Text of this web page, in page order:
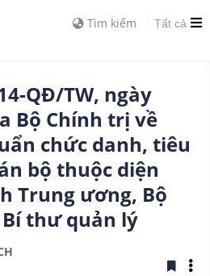
Tìm kiếm Tất cả
QĐ/TW, ngày
Bộ Chính trị về
chức danh, tiêu
bộ thuộc diện
Trung ương, Bộ
thư quản lý